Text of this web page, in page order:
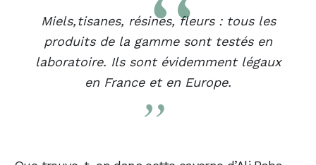
Miels, tisanes, résines, fleurs : tous les
produits de la gamme sont testés en
laboratoire. Ils sont évidemment légaux
en France et en Europe.